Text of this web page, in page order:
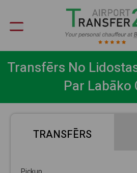
Transfērs No
Par Labāko
TRANSFĒRS